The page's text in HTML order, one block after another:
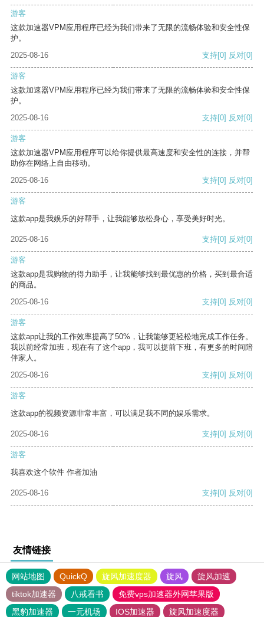
游客
这款加速器VPM应用程序已经为我们带来了无限的流畅体验和安全性保
护。
2025-08-16
支持[0] 反对[0]
游客
这款加速器VPM应用程序已经为我们带来了无限的流畅体验和安全性保
护。
2025-08-16
支持[0] 反对[0]
游客
这款加速器VPM应用程序可以给你提供最高速度和安全性的连接，并帮
助你在网络上自由移动。
2025-08-16
支持[0] 反对[0]
游客
这款app是我娱乐的好帮手，让我能够放松身心，享受美好时光。
2025-08-16 支持[0] 反对[0]
游客
这款app是我购物的得力助手，让我能够找到最优惠的价格，买到最合适
的商品。
2025-08-16
支持[0] 反对[0]
游客
这款app让我的工作效率提高了50%，让我能够更轻松地完成工作任务。
我以前经常加班，现在有了这个app，我可以提前下班，有更多的时间陪
伴家人。
2025-08-16
支持[0] 反对[0]
游客
这款app的视频资源非常丰富，可以满足我不同的娱乐需求。
2025-08-16 支持[0] 反对[0]
游客
我喜欢这个软件 作者加油
2025-08-16 支持[0] 反对[0]
友情链接
网站地图 QuickQ 旋风加速度器 旋风
旋风加速
tiktok加速器
八戒看书
免费vps加速器外网苹果版
黑豹加速器
一元机场 IOS加速器 旋风加速度器